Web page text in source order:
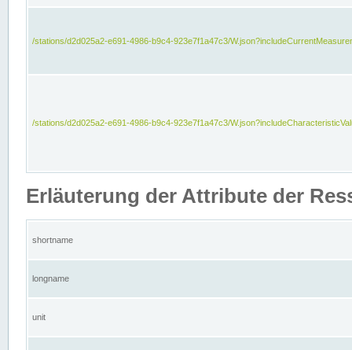
/stations/d2d025a2-e691-4986-b9c4-923e7f1a47c3/
/stations/d2d025a2-e691-4986-b9c4-923e7f1a47c3/
Erläuterung der Attribute der
shortname
longname
unit